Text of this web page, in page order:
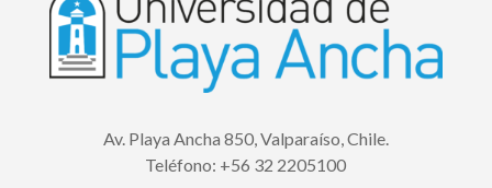
Av. Playa Ancha 850, Valparaíso, Chile.
Teléfono: +56 32 2205100